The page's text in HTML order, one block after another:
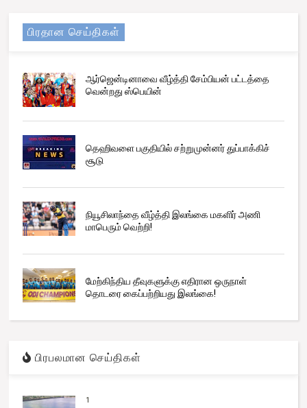
பிரதான செய்திகள்
ஆர்ஜென்டினாவை வீழ்த்தி சேம்பியன் பட்டத்தை
வென்றது ஸ்பெயின்
தெஹிவளை பகுதியில் சற்றுமுன்னர் துப்பாக்கிச்
சூடு
நியூசிலாந்தை வீழ்த்தி இலங்கை மகளிர் அணி
மாபெரும் வெற்றி!
மேற்கிந்திய தீவுகளுக்கு எதிரான ஒருநாள்
தொடரை கைப்பற்றியது இலங்கை!
பிரபலமான செய்திகள்
1